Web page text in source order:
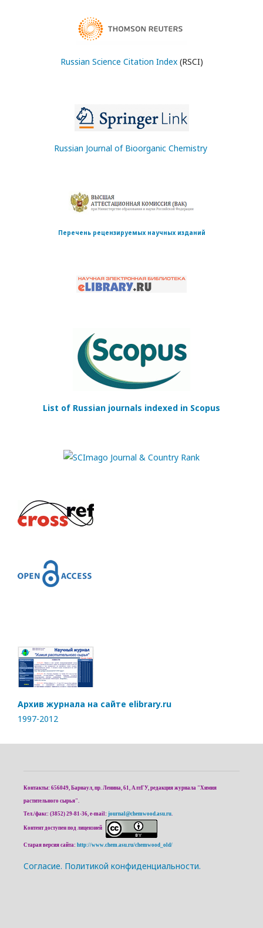
Russian Science Citation Index(RSCI)
Russian Journal of Bioorganic Chemistry
Перечень рецензируемых научных изданий
List of Russian journals indexed in Scopus
Архив журнала на сайте elibrary.ru
1997-2012
Контакты: 656049, Барнаул, пр. Ленина, 61, АлтГУ, редакция журнала "Химия
растительного сырья".
Тел./факс: (3852) 29-81-36, e-mail: journal@chemwood.asu.ru
Контент доступен под лицензией
Старая версия сайта: http://www.chem.asu.ru/chemwood_old/
Cогласие. Политикой конфиденциальности.